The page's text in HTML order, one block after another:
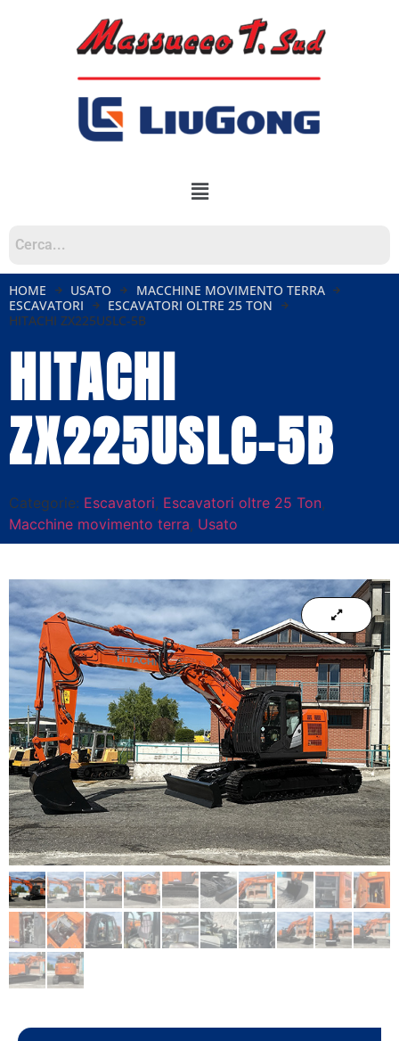
HOME USATO
MACCHINE MOVIMENTO TERRA
ESCAVATORI
ESCAVATORI OLTRE 25 TON
HITACHI ZX225USLC-5B
HITACHI
ZX225USLC-5B
Categorie: Escavatori, Escavatori oltre 25 Ton,
Macchine movimento terra, Usato